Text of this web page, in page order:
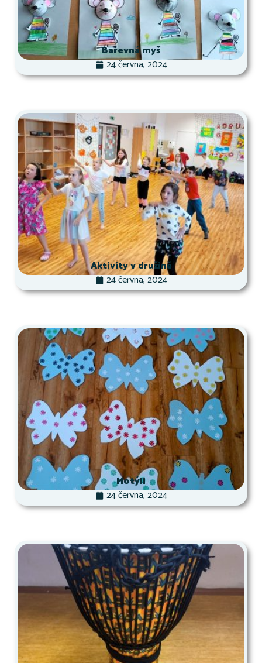
Barevná myš
24 června, 2024
Aktivity v družině
24 června, 2024
Motýli
24 června, 2024